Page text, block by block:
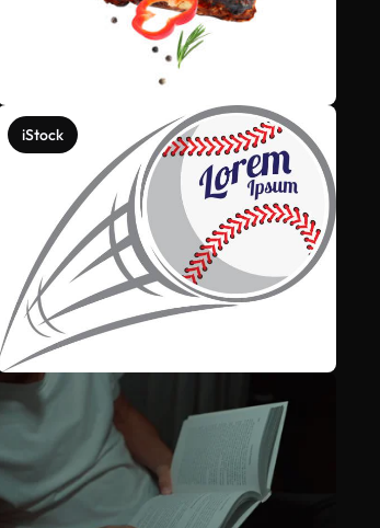
iStock
Mehr anzeigen